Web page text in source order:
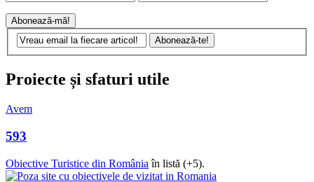
Proiecte și sfaturi utile
Avem
593
Obiective Turistice din România în listă (+5).